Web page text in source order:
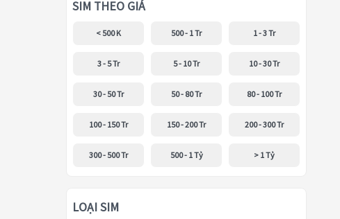
SIM THEO GIÁ
< 500 K 500 - 1 Tr 1 - 3 Tr
3 - 5 Tr 5 - 10 Tr 10 - 30 Tr
30 - 50 Tr 50 - 80 Tr 80 - 100 Tr
100 - 150 Tr 150 - 200 Tr 200 - 300 Tr
300 - 500 Tr 500 - 1 Tỷ > 1 Tỷ
LOẠI SIM